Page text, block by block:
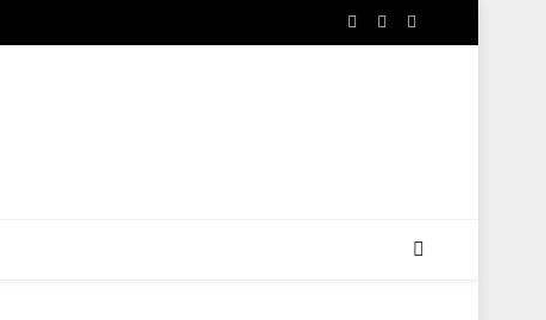
Facebook
X
Instagram